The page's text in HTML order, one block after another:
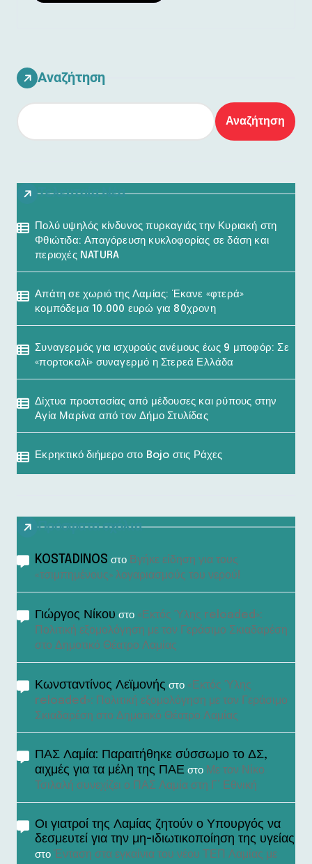
Αναζήτηση
Αναζήτηση
Τελευταία Νέα
Πολύ υψηλός κίνδυνος πυρκαγιάς την Κυριακή στη
Φθιώτιδα: Απαγόρευση κυκλοφορίας σε δάση και
περιοχές NATURA
Απάτη σε χωριό της Λαμίας: Έκανε «φτερά»
κομπόδεμα 10.000 ευρώ για 80χρονη
Συναγερμός για ισχυρούς ανέμους έως 9 μποφόρ: Σε
«πορτοκαλί» συναγερμό η Στερεά Ελλάδα
Δίχτυα προστασίας από μέδουσες και ρύπους στην
Αγία Μαρίνα από τον Δήμο Στυλίδας
Εκρηκτικό διήμερο στο Bojo στις Ράχες
Πρόσφατα σχόλια
KOSTADINOS στο Βγήκε είδηση για τους
«τσιμπημένους» λογαριασμούς του νερού!
Γιώργος Νίκου στο «Εκτός Ύλης reloaded»:
Πολιτική εξομολόγηση με τον Γεράσιμο Σκιαδαρέση
στο Δημοτικό Θέατρο Λαμίας
Κωνσταντίνος Λεϊμονής στο «Εκτός Ύλης
reloaded»: Πολιτική εξομολόγηση με τον Γεράσιμο
Σκιαδαρέση στο Δημοτικό Θέατρο Λαμίας
ΠΑΣ Λαμία: Παραιτήθηκε σύσσωμο το ΔΣ,
αιχμές για τα μέλη της ΠΑΕ στο Με τον Νίκο
Τσιλαλή συνεχίζει ο ΠΑΣ Λαμία στη Γ’ Εθνική
Οι γιατροί της Λαμίας ζητούν ο Υπουργός να
δεσμευτεί για την μη-ιδιωτικοποίηση της υγείας
στο Ένταση στα εγκαίνια του νέου ΤΕΠ Λαμίας με